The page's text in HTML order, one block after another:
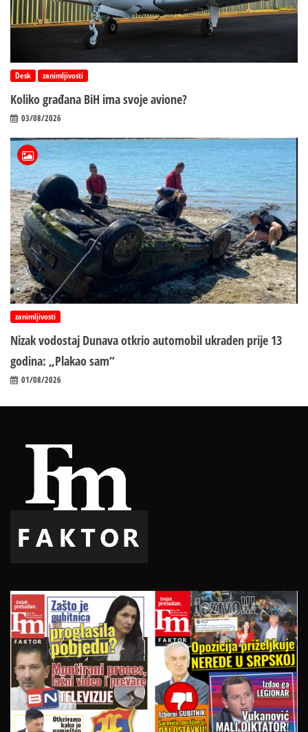
Desk zanimljivosti
Koliko građana BiH ima svoje avione?
03/08/2026
zanimljivosti
Nizak vodostaj Dunava otkrio automobil ukraden prije 13
godina: „Plakao sam“
01/08/2026